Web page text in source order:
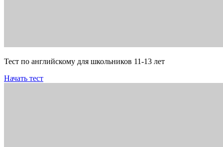
Тест по английскому для школьников 11-13 лет
Начать тест